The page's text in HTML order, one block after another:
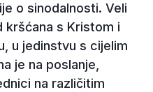
o sinodalnosti. Veli
kršćana s Kristom i
u jedinstvu s cijelim
je na poslanje,
na različitim